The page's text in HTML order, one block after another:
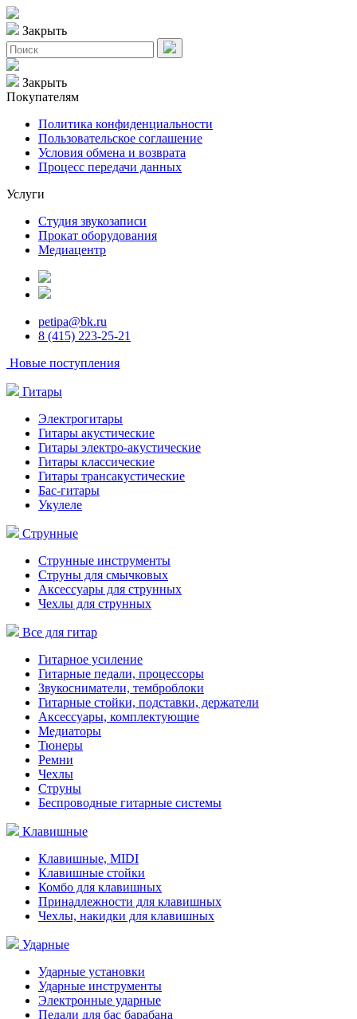
Закрыть
Закрыть
Покупателям
Политика конфиденциальности
Пользовательское соглашение
Условия обмена и возврата
Процесс передачи данных
Услуги
Студия звукозаписи
Прокат оборудования
Медиацентр
petipa@bk.ru
8 (415) 223-25-21
Новые поступления
Гитары
Электрогитары
Гитары акустические
Гитары электро-акустические
Гитары классические
Гитары трансакустические
Бас-гитары
Укулеле
Струнные
Струнные инструменты
Струны для смычковых
Аксессуары для струнных
Чехлы для струнных
Все для гитар
Гитарное усиление
Гитарные педали, процессоры
Звукосниматели, темброблоки
Гитарные стойки, подставки, держатели
Аксессуары, комплектующие
Медиаторы
Тюнеры
Ремни
Чехлы
Струны
Беспроводные гитарные системы
Клавишные
Клавишные, MIDI
Клавишные стойки
Комбо для клавишных
Принадлежности для клавишных
Чехлы, накидки для клавишных
Ударные
Ударные установки
Ударные инструменты
Электронные ударные
Педали для бас барабана